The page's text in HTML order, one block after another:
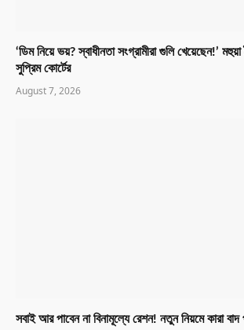
‘ডিম নিয়ে ভয়? স্বাধীনতা সংগ্রামীরা গুলি খেয়েছেন!’
সুপ্রিম কোর্টের
August 7, 2026
সবাই আর পাবেন না বিনামূল্যে রেশন! নতুন নিয়মে কারা